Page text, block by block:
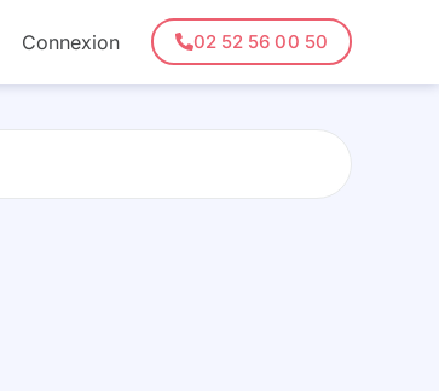
Connexion 02 52 56 00 50